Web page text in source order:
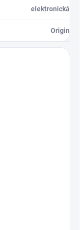
elektronická
Origin